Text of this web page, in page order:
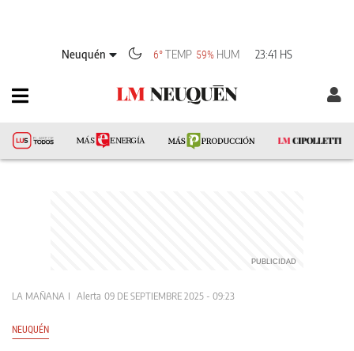
Neuquén 6° TEMP 59% HUM 23:41 HS
LA MAÑANA Alerta 09 DE SEPTIEMBRE 2025 - 09:23
NEUQUÉN